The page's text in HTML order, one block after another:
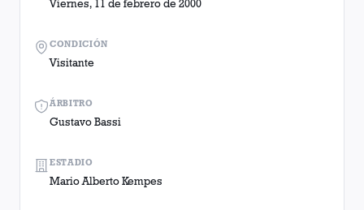
Viernes, 11 de febrero de 2000
ÁRBITRO
Gustavo Bassi
CONDICIÓN
Visitante
ESTADIO
Mario Alberto Kempes